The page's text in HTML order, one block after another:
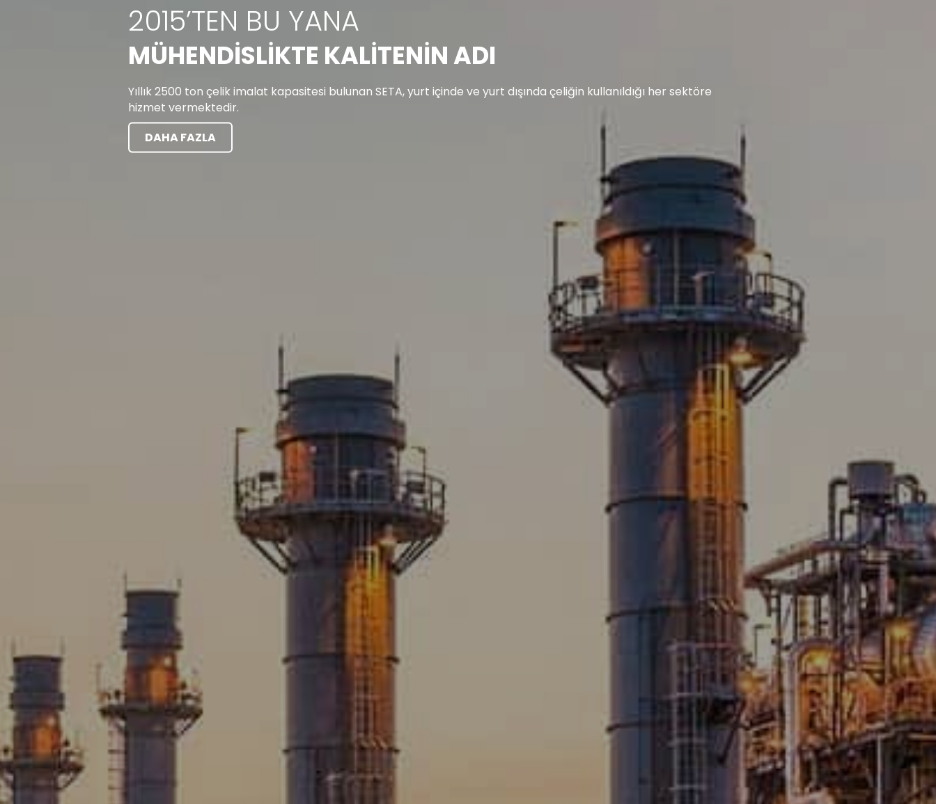
2015’TEN BU YANA
MÜHENDİSLİKTE KALİTENİN ADI
Yıllık 2500 ton çelik imalat kapasitesi bulunan SETA, yurt içinde ve yurt dışında çeliğin kullanıldığı her sektöre
hizmet vermektedir.
DAHA FAZLA